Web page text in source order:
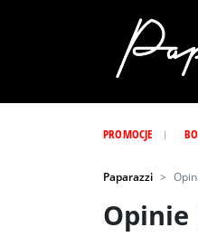
PROMOCJE
Paparazzi
Opinie